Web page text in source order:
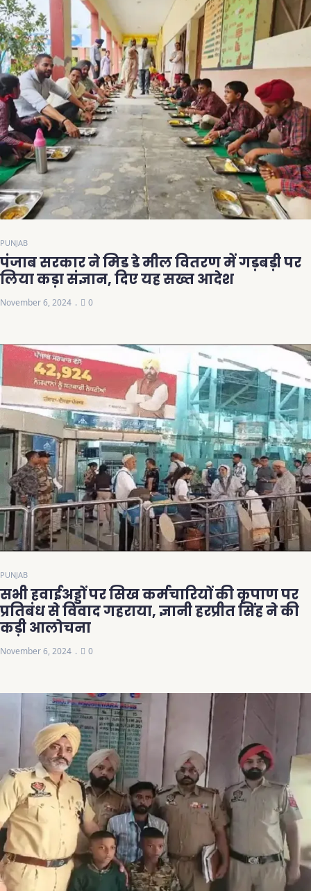
PUNJAB
पंजाब सरकार ने मिड डे मील वितरण में गड़बड़ी पर
लिया कड़ा संज्ञान, दिए यह सख्त आदेश
November 6, 2024 0
PUNJAB
सभी हवाईअड्डों पर सिख कर्मचारियों की कृपाण पर
प्रतिबंध से विवाद गहराया, ज्ञानी हरप्रीत सिंह ने की
कड़ी आलोचना
November 6, 2024 0